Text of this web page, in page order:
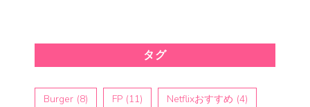
タグ
Burger (8) FP (11) Netflixおすすめ (4)